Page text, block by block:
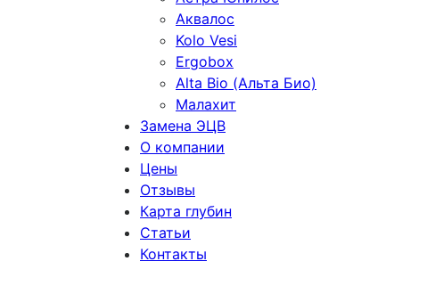
Аквалос
Kolo Vesi
Ergobox
Alta Bio (Альта Био)
Малахит
Замена ЭЦВ
О компании
Цены
Отзывы
Карта глубин
Статьи
Контакты